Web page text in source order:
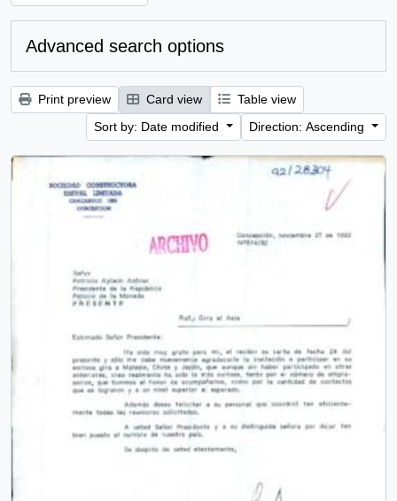
Advanced search options
Print preview Card view
Table view
Sort by: Date modified
Direction: Ascending